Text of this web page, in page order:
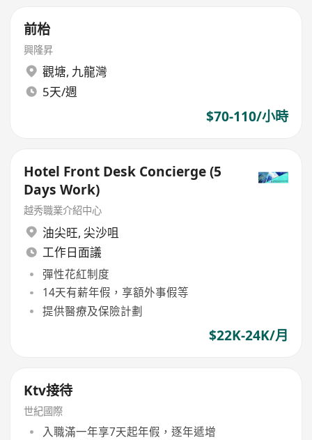
前枱
興隆昇
觀塘, 九龍灣
5天/週
$70-110/小時
Hotel Front Desk Concierge (5
Days Work)
越秀職業介紹中心
油尖旺, 尖沙咀
工作日面議
彈性花紅制度
14天有薪年假，享額外事假等
提供醫療及保險計劃
$22K-24K/月
Ktv接待
世紀國際
入職滿一年享7天起年假，逐年遞增